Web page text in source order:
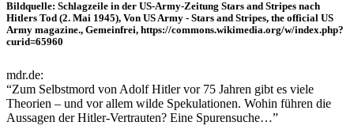
Bildquelle: Schlagzeile in der US-Army-Zeitung Stars and Stripes nach
Hitlers Tod (2. Mai 1945), Von US Army - Stars and Stripes, the official US
Army magazine., Gemeinfrei, https://commons.wikimedia.org/w/index.php?
curid=65960
mdr.de:
“Zum Selbstmord von Adolf Hitler vor 75 Jahren gibt es viele
Theorien – und vor allem wilde Spekulationen. Wohin führen die
Aussagen der Hitler-Vertrauten? Eine Spurensuche…”